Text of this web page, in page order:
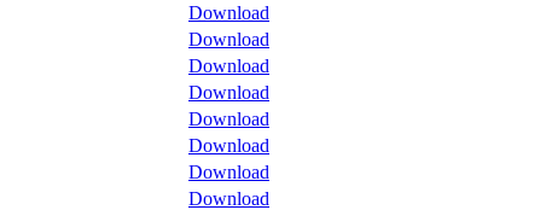
Download
Download
Download
Download
Download
Download
Download
Download